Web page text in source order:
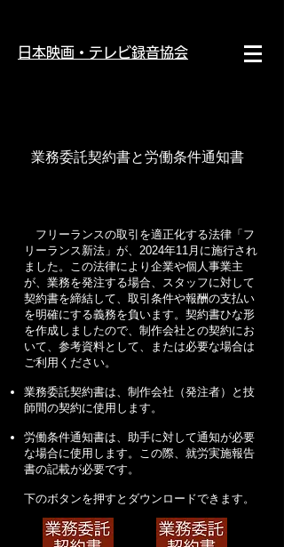
日本映画・テレビ録音協会
業務委託契約書と労働条件通知書
フリーランスの取引を適正化する法律「フ
リーランス新法」が、2024年11月に施行され
ました。この法律により企業や個人事業主
が、業務を発注する場合、スタッフに対して
契約書を締結して、取引条件や報酬の支払い
を明確にする義務を負います。契約書ひな形
を作成しましたので、制作会社との契約にお
いて、参考資料として、または必要な場合は
ご利用ください。
業務委託契約書は、制作会社（発注者）と技
師間の契約に使用します。
労働条件通知書は、助手に対して通知が必要
な場合に使用します。この際、就労実施報告
書の記載が必要です。​
下のボタンを押すとダウンロードできます。